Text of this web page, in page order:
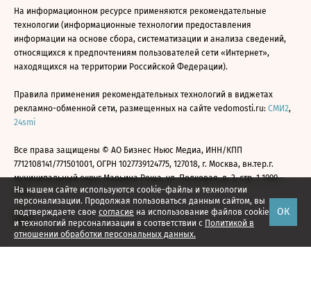
На нашем сайте используются cookie-файлы и технологии
персонализации. Продолжая пользоваться данным сайтом, вы
подтверждаете свое согласие на использование файлов cookie
и технологий персонализации в соответствии с Политикой в
отношении обработки персональных данных.
ОК
На информационном ресурсе применяются рекомендательные
технологии (информационные технологии предоставления
информации на основе сбора, систематизации и анализа сведений,
относящихся к предпочтениям пользователей сети «Интернет»,
находящихся на территории Российской Федерации).
Правила применения рекомендательных технологий в виджетах
рекламно-обменной сети, размещенных на сайте vedomosti.ru: СМИ2,
24smi
Все права защищены © АО Бизнес Ньюс Медиа, ИНН/КПП
7712108141/771501001, ОГРН 1027739124775, 127018, г. Москва, вн.тер.г.
муниципальный округ Марьина Роща, ул. Полковая, д. 3, стр. 1 1999—
2026